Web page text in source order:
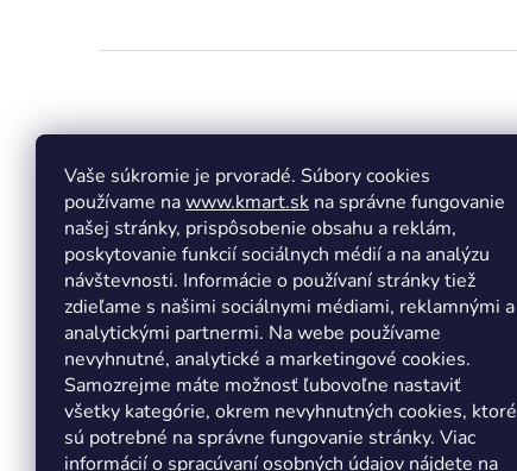
Vaše súkromie je prvoradé. Súbory cookies
používame nawww.kmart.sk na správne fungovanie
našej stránky, prispôsobenie obsahu a reklám,
poskytovanie funkcií sociálnych médií a na analýzu
návštevnosti. Informácie o používaní stránky tiež
zdieľame s našimi sociálnymi médiami, reklamnými a
analytickými partnermi. Na webe používame
nevyhnutné, analytické a marketingové cookies.
Samozrejme máte možnosť ľubovoľne nastaviť
všetky kategórie, okrem nevyhnutných cookies, ktoré
sú potrebné na správne fungovanie stránky. Viac
informácií o spracúvaní osobných údajov nájdete na
Facebook